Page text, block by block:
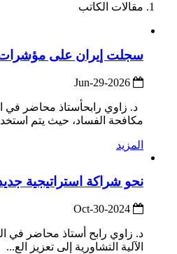
مقالات الكاتب
سجلت إيران على مؤشرات الفساد 23 درجة من 100 مقارنة بمتوسط عالمي 43 أو في
د. زاوي رابحأستاذ محاضر في
مكافحة الفساد، حيث يتم
المزيد
نحو شراكة استراتيجية
د. زاوي رابح أستاذ محاضر في
الآلية التشاورية إلى تعزيز الع...